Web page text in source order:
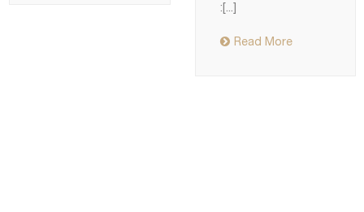
:[...]
Read More